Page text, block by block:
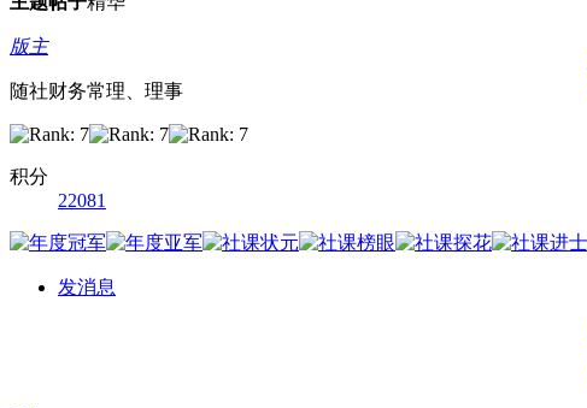
版主
随社财务常理、理事
积分
22081
发消息